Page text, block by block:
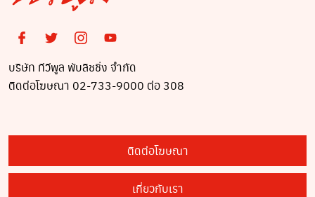
บริษัท ทีวีพูล พับลิชชิ่ง จำกัด
ติดต่อโฆษณา 02-733-9000 ต่อ 308
ติดต่อโฆษณา
เกี่ยวกับเรา